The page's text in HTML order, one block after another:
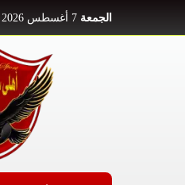
الجمعة